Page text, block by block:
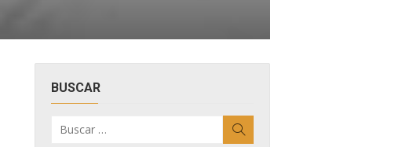
BUSCAR
por: